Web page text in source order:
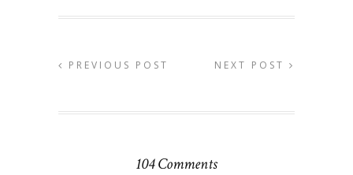
PREVIOUS POST NEXT POST
104 Comments